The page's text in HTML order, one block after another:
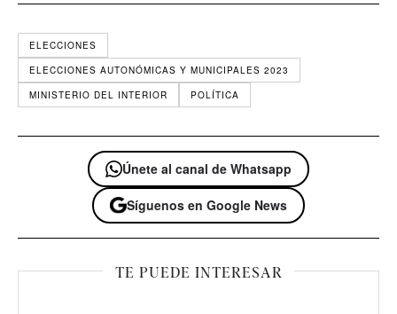
ELECCIONES
ELECCIONES AUTONÓMICAS Y MUNICIPALES 2023
MINISTERIO DEL INTERIOR
POLÍTICA
Únete al canal de Whatsapp
Síguenos en Google News
TE PUEDE INTERESAR